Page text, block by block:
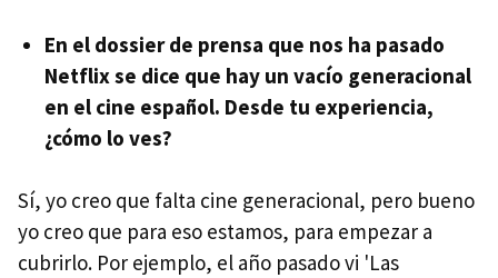
En el dossier de prensa que nos ha pasado
Netflix se dice que hay un vacío generacional
en el cine español. Desde tu experiencia,
¿cómo lo ves?
Sí, yo creo que falta cine generacional, pero bueno
yo creo que para eso estamos, para empezar a
cubrirlo. Por ejemplo, el año pasado vi 'Las